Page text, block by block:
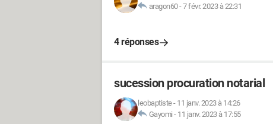
aragon60-7 févr. 2023 à 22:31
4 réponses
sucession procuration notarial
leobaptiste- 11 janv. 2023 à 14:26
Gayomi - 11 janv. 2023 à 17:55